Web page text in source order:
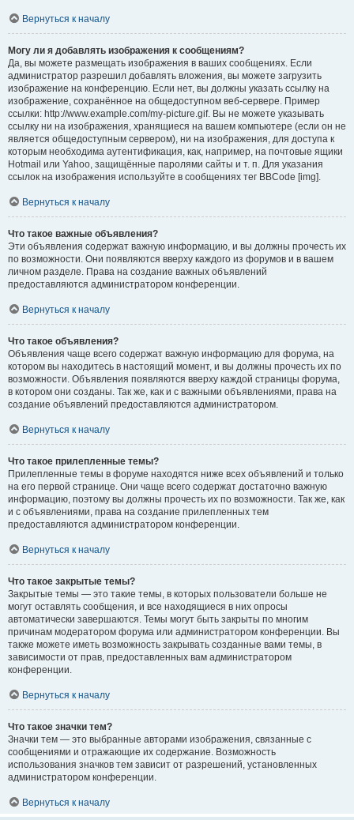
Вернуться к началу
Могу ли я добавлять изображения к сообщениям?
Да, вы можете размещать изображения в ваших сообщениях. Если
администратор разрешил добавлять вложения, вы можете загрузить
изображение на конференцию. Если нет, вы должны указать ссылку на
изображение, сохранённое на общедоступном веб-сервере. Пример
ссылки: http://www.example.com/my-picture.gif. Вы не можете указывать
ссылку ни на изображения, хранящиеся на вашем компьютере (если он не
является общедоступным сервером), ни на изображения, для доступа к
которым необходима аутентификация, как, например, на почтовые ящики
Hotmail или Yahoo, защищённые паролями сайты и т. п. Для указания
ссылок на изображения используйте в сообщениях тег BBCode [img].
Вернуться к началу
Что такое важные объявления?
Эти объявления содержат важную информацию, и вы должны прочесть их
по возможности. Они появляются вверху каждого из форумов и в вашем
личном разделе. Права на создание важных объявлений
предоставляются администратором конференции.
Вернуться к началу
Что такое объявления?
Объявления чаще всего содержат важную информацию для форума, на
котором вы находитесь в настоящий момент, и вы должны прочесть их по
возможности. Объявления появляются вверху каждой страницы форума,
в котором они созданы. Так же, как и с важными объявлениями, права на
создание объявлений предоставляются администратором.
Вернуться к началу
Что такое прилепленные темы?
Прилепленные темы в форуме находятся ниже всех объявлений и только
на его первой странице. Они чаще всего содержат достаточно важную
информацию, поэтому вы должны прочесть их по возможности. Так же, как
и с объявлениями, права на создание прилепленных тем
предоставляются администратором конференции.
Вернуться к началу
Что такое закрытые темы?
Закрытые темы — это такие темы, в которых пользователи больше не
могут оставлять сообщения, и все находящиеся в них опросы
автоматически завершаются. Темы могут быть закрыты по многим
причинам модератором форума или администратором конференции. Вы
также можете иметь возможность закрывать созданные вами темы, в
зависимости от прав, предоставленных вам администратором
конференции.
Вернуться к началу
Что такое значки тем?
Значки тем — это выбранные авторами изображения, связанные с
сообщениями и отражающие их содержание. Возможность
использования значков тем зависит от разрешений, установленных
администратором конференции.
Вернуться к началу